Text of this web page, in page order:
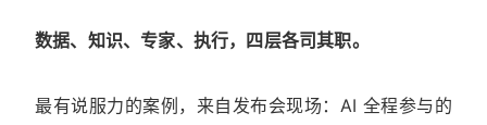
数据、知识、专家、执行，四层各司其职。
最有说服力的案例，来自发布会现场：AI 全程参与的